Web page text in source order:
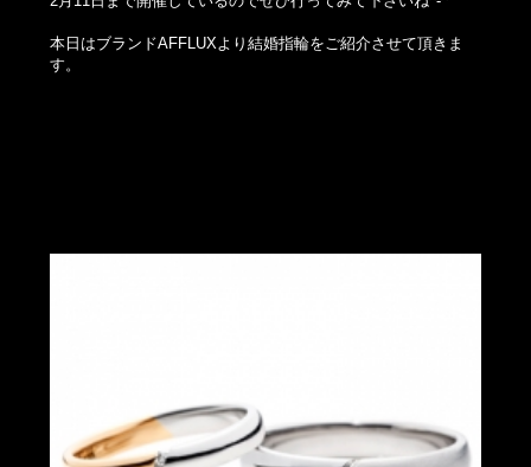
本日はブランドAFFLUXより結婚指輪をご紹介させて頂きま
す。